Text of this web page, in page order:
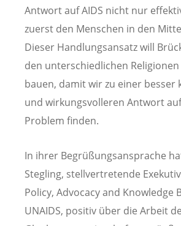
Antwort auf AIDS nicht nur
zuerst den Menschen in den
Dieser Handlungsansatz will
den unterschiedlichen
bauen, damit wir zu einer
und wirkungsvolleren Antwort
Problem finden.
In ihrer Begrüßungsansprache
Stegling, stellvertretende
Policy, Advocacy and Knowledge
UNAIDS, positiv über die Arbeit